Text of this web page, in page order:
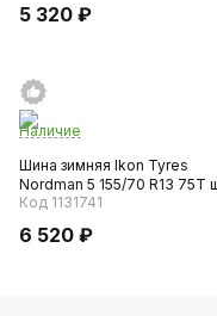
5 320 ₽
Наличие
Шина зимняя Ikon Tyres
Nordman 5 155/70 R13 75T
Код 1131741
6 520 ₽